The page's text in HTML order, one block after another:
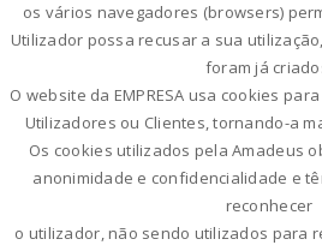
os vários navegadores (browsers)
Utilizador possa recusar a sua
foram já
O website da EMPRESA usa cookies
Utilizadores ou Clientes, tornando-a
Os cookies utilizados pela Amadeus
anonimidade e confidencialidade e
reconhecer
o utilizador, não sendo utilizados para